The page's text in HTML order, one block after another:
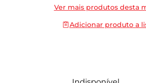
Ver mais produtos desta
Adicionar produto a